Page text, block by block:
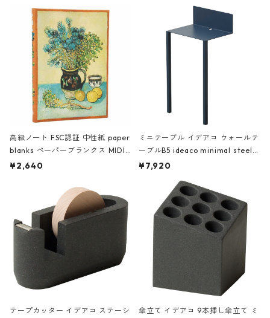
高級ノート FSC認証 中性紙 paper
blanks ペーパーブランクス MIDI
ハードカバー 罫線 ヴァン・ゴッホ
¥2,640
ミニテーブル イデアコ ウォールテ
ーブルB5 ideaco minimal steel f
urniture WALL Table B5 ネイビー
¥7,920
テープカッター イデアコ ステーシ
傘立て イデアコ 9本挿し傘立て ミ